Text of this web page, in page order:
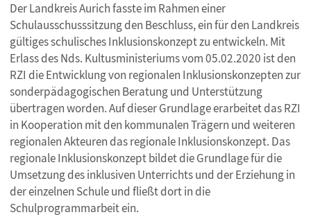
Der Landkreis Aurich fasste im Rahmen einer
Schulausschusssitzung den Beschluss, ein für den Landkreis
gültiges schulisches Inklusionskonzept zu entwickeln. Mit
Erlass des Nds. Kultusministeriums vom 05.02.2020 ist den
RZI die Entwicklung von regionalen Inklusionskonzepten zur
sonderpädagogischen Beratung und Unterstützung
übertragen worden. Auf dieser Grundlage erarbeitet das RZI
in Kooperation mit den kommunalen Trägern und weiteren
regionalen Akteuren das regionale Inklusionskonzept. Das
regionale Inklusionskonzept bildet die Grundlage für die
Umsetzung des inklusiven Unterrichts und der Erziehung in
der einzelnen Schule und fließt dort in die
Schulprogrammarbeit ein.